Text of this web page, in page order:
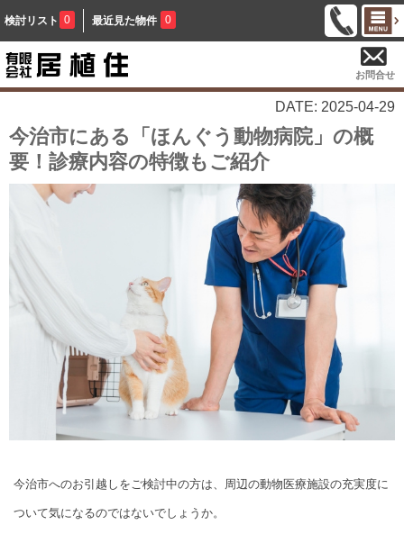
検討リスト 0 最近見た物件 0
お問合せ
DATE: 2025-04-29
今治市にある「ほんぐう動物病院」の概
要！診療内容の特徴もご紹介
今治市へのお引越しをご検討中の方は、周辺の動物医療施設の充実度に
ついて気になるのではないでしょうか。